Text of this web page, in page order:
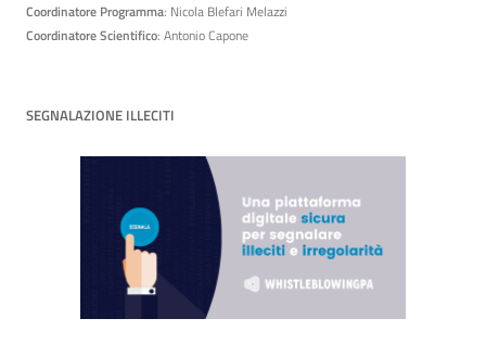
Coordinatore Programma: Nicola Blefari Melazzi
Coordinatore Scientifico: Antonio Capone
SEGNALAZIONE ILLECITI